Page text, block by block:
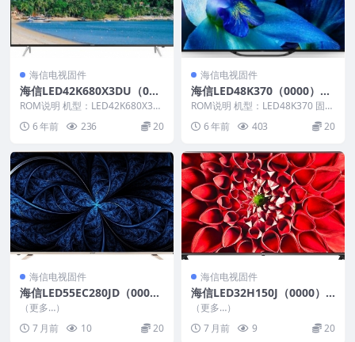
海信电视固件
海信LED42K680X3DU（000
1）BOM2官方原厂USB刷机
电视固件包
ROM说明 机型：LED42K680X3D
U 固件版本：（0001） BOM：
2... 6 年前 236 20
海信电视固件
海信LED48K370（0000）B
OM1官方原厂USB刷机电视
固件包
ROM说明 机型：LED48K370 固件
版本：（0000） BOM：1 海信L...
6 年前 403 20
海信电视固件
海信LED55EC280JD（000
1）BOM2_C009_20160103_
U盘刷机固件
（更多…）
7 月前
10 20
海信电视固件
海信LED32H150J（0000）B
OM1_G004_整机软件201401
21_U盘刷机固件
（更多…）
7 月前
9 20